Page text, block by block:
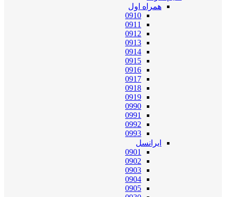
همراه اول
0910
0911
0912
0913
0914
0915
0916
0917
0918
0919
0990
0991
0992
0993
ایرانسل
0901
0902
0903
0904
0905